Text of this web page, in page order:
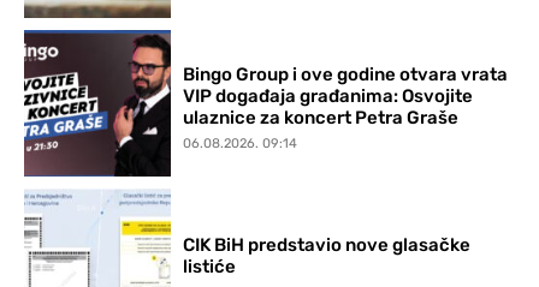
Bingo Group i ove godine otvara vrata
VIP događaja građanima: Osvojite
ulaznice za koncert Petra Graše
06.08.2026. 09:14
CIK BiH predstavio nove glasačke
listiće